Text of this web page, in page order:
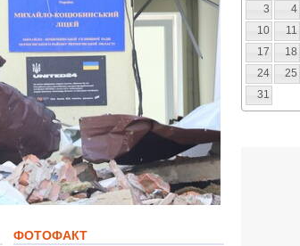
ФОТОФАКТ
3
4
10
11
17
18
24
25
31